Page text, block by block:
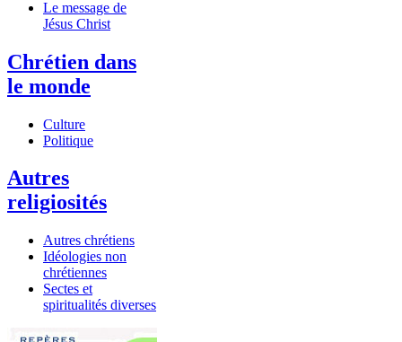
Le message de
Jésus Christ
Chrétien dans
le monde
Culture
Politique
Autres
religiosités
Autres chrétiens
Idéologies non
chrétiennes
Sectes et
spiritualités diverses